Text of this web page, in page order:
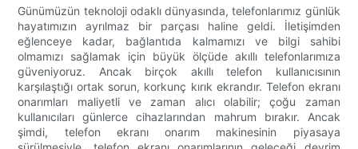
Günümüzün teknoloji odaklı dünyasında, telefonlarımız günlük
hayatımızın ayrılmaz bir parçası haline geldi. İletişimden
eğlenceye kadar, bağlantıda kalmamızı ve bilgi sahibi
olmamızı sağlamak için büyük ölçüde akıllı telefonlarımıza
güveniyoruz. Ancak birçok akıllı telefon kullanıcısının
karşılaştığı ortak sorun, korkunç kırık ekrandır. Telefon ekranı
onarımları maliyetli ve zaman alıcı olabilir; çoğu zaman
kullanıcıları günlerce cihazlarından mahrum bırakır. Ancak
şimdi, telefon ekranı onarım makinesinin piyasaya